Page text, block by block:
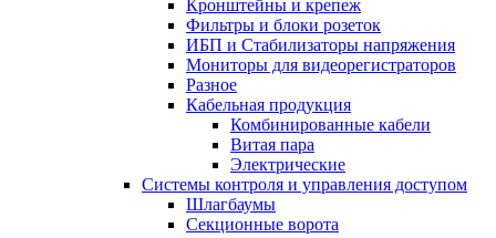
Кронштейны и крепеж
Фильтры и блоки розеток
ИБП и Стабилизаторы напряжения
Мониторы для видеорегистраторов
Разное
Кабельная продукция
Комбинированные кабели
Витая пара
Электрические
Системы контроля и управления доступом
Шлагбаумы
Секционные ворота